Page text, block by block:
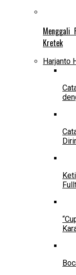
Menggali
Kretek
Harjanto